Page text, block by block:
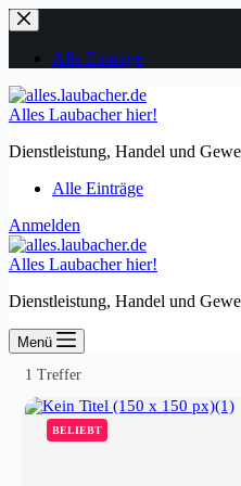
Zum
Inhalt
springenAlle Einträge
Alles Laubacher hier!
Dienstleistung, Handel und
Alle Einträge
Anmelden
Alles Laubacher hier!
Dienstleistung, Handel und
Menü
1 Treffer
BELIEBT